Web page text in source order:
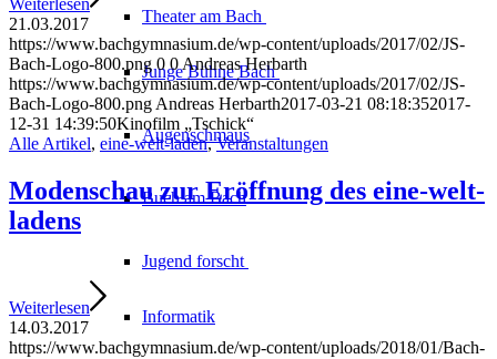
Theater am Bach
Junge BühneBach
Augenschmaus
Buch am Bach
Jugend forscht
Informatik
21.03.2017
https://www.bachgymnasium.de/wp-content/uploads/2017/02/JS-
Bach-Logo-800.png 0 0 Andreas Herbarth
https://www.bachgymnasium.de/wp-content/uploads/2017/02/JS-
Bach-Logo-800.png Andreas Herbarth2017-03-21 08:18:352017-
12-31 14:39:50Kinofilm „Tschick“
Alle Artikel, eine-welt-laden,Veranstaltungen
Modenschau zur Eröffnung des eine-welt-
ladens
Weiterlesen
14.03.2017
https://www.bachgymnasium.de/wp-content/uploads/2018/01/Bach-